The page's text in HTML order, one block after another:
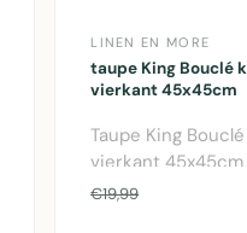
LINEN EN MORE
taupe King Bouclé
vierkant 45x45cm
Taupe King
vierkant
luxueuze textuur
€19,99